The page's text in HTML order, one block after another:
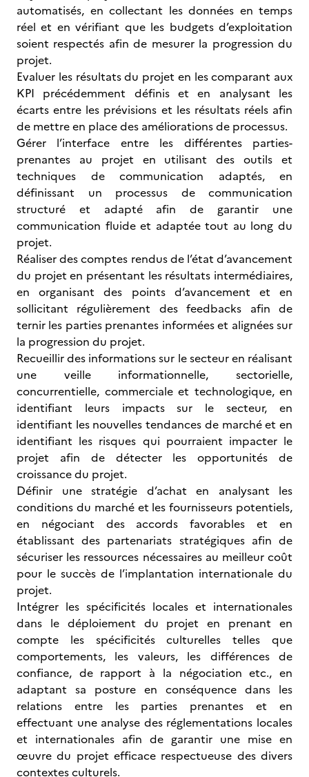
automatisés, en collectant les données en temps
réel et en vérifiant que les budgets d’exploitation
soient respectés afin de mesurer la progression du
projet.
Evaluer les résultats du projet en les comparant aux
KPI précédemment définis et en analysant les
écarts entre les prévisions et les résultats réels afin
de mettre en place des améliorations de processus.
Gérer l’interface entre les différentes parties-
prenantes au projet en utilisant des outils et
techniques de communication adaptés, en
définissant un processus de communication
structuré et adapté afin de garantir une
communication fluide et adaptée tout au long du
projet.
Réaliser des comptes rendus de l’état d’avancement
du projet en présentant les résultats intermédiaires,
en organisant des points d’avancement et en
sollicitant régulièrement des feedbacks afin de
ternir les parties prenantes informées et alignées sur
la progression du projet.
Recueillir des informations sur le secteur en réalisant
une veille informationnelle, sectorielle,
concurrentielle, commerciale et technologique, en
identifiant leurs impacts sur le secteur, en
identifiant les nouvelles tendances de marché et en
identifiant les risques qui pourraient impacter le
projet afin de détecter les opportunités de
croissance du projet.
Définir une stratégie d’achat en analysant les
conditions du marché et les fournisseurs potentiels,
en négociant des accords favorables et en
établissant des partenariats stratégiques afin de
sécuriser les ressources nécessaires au meilleur coût
pour le succès de l’implantation internationale du
projet.
Intégrer les spécificités locales et internationales
dans le déploiement du projet en prenant en
compte les spécificités culturelles telles que
comportements, les valeurs, les différences de
confiance, de rapport à la négociation etc., en
adaptant sa posture en conséquence dans les
relations entre les parties prenantes et en
effectuant une analyse des réglementations locales
et internationales afin de garantir une mise en
œuvre du projet efficace respectueuse des divers
contextes culturels.